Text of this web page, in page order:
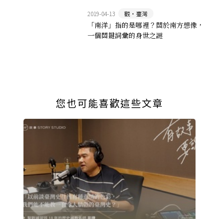
2019-04-13 觀‧臺灣
「南洋」指的是哪裡？關於南方想像，
一個關鍵詞彙的身世之謎
您也可能喜歡這些文章